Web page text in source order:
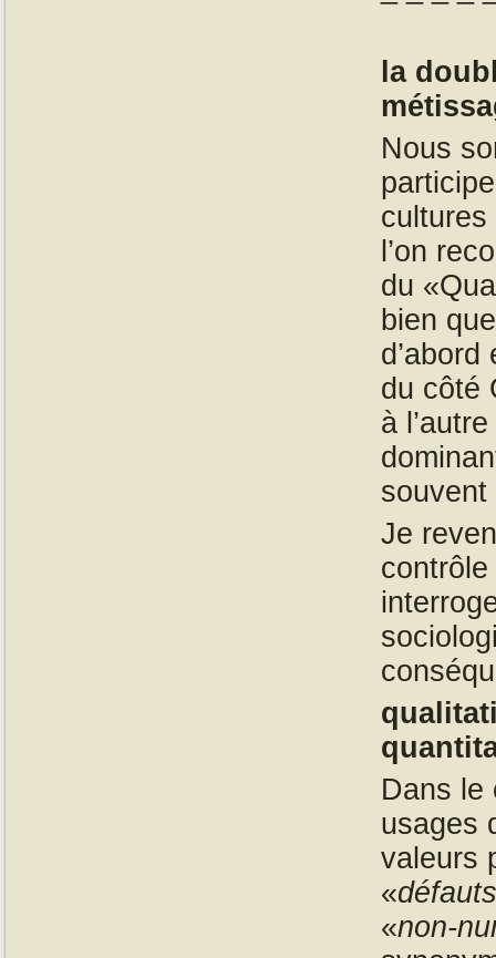
la
Nous
cultures
l’on
du
bien
du côté
à
souvent
Je
contrôle
Dans le
usages
valeurs
«défauts
«non-